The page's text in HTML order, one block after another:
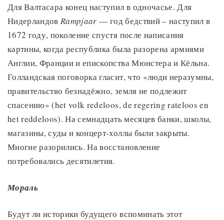
Для Валтасара конец наступил в одночасье. Для
НидерландовRampjaar — год бедствий – наступил в
1672 году, поколение спустя после написания
картины, когда республика была разорена армиями
Англии, Франции и епископства Мюнстера и Кёльна.
Голландская поговорка гласит, что «люди неразумны,
правительство безнадёжно, земля не подлежит
спасению» (het volk redeloos, de regering rateloos en
het reddeloos). На семнадцать месяцев банки, школы,
магазины, суды и концерт-холлы были закрыты.
Многие разорились. На восстановление
потребовались десятилетия.
Мораль
Будут ли историки будущего вспоминать этот